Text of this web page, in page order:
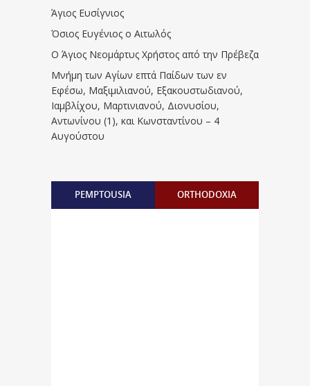
Άγιος Ευσίγνιος
Όσιος Ευγένιος ο Αιτωλός
Ο Άγιος Νεομάρτυς Χρήστος από την Πρέβεζα
Μνήμη των Aγίων επτά Παίδων των εν
Eφέσω, Mαξιμιλιανού, Eξακουστωδιανού,
Iαμβλίχου, Mαρτινιανού, Διονυσίου,
Aντωνίνου (1), και Kωνσταντίνου – 4
Αυγούστου
PEMPTOUSIA ORTHODOXIA